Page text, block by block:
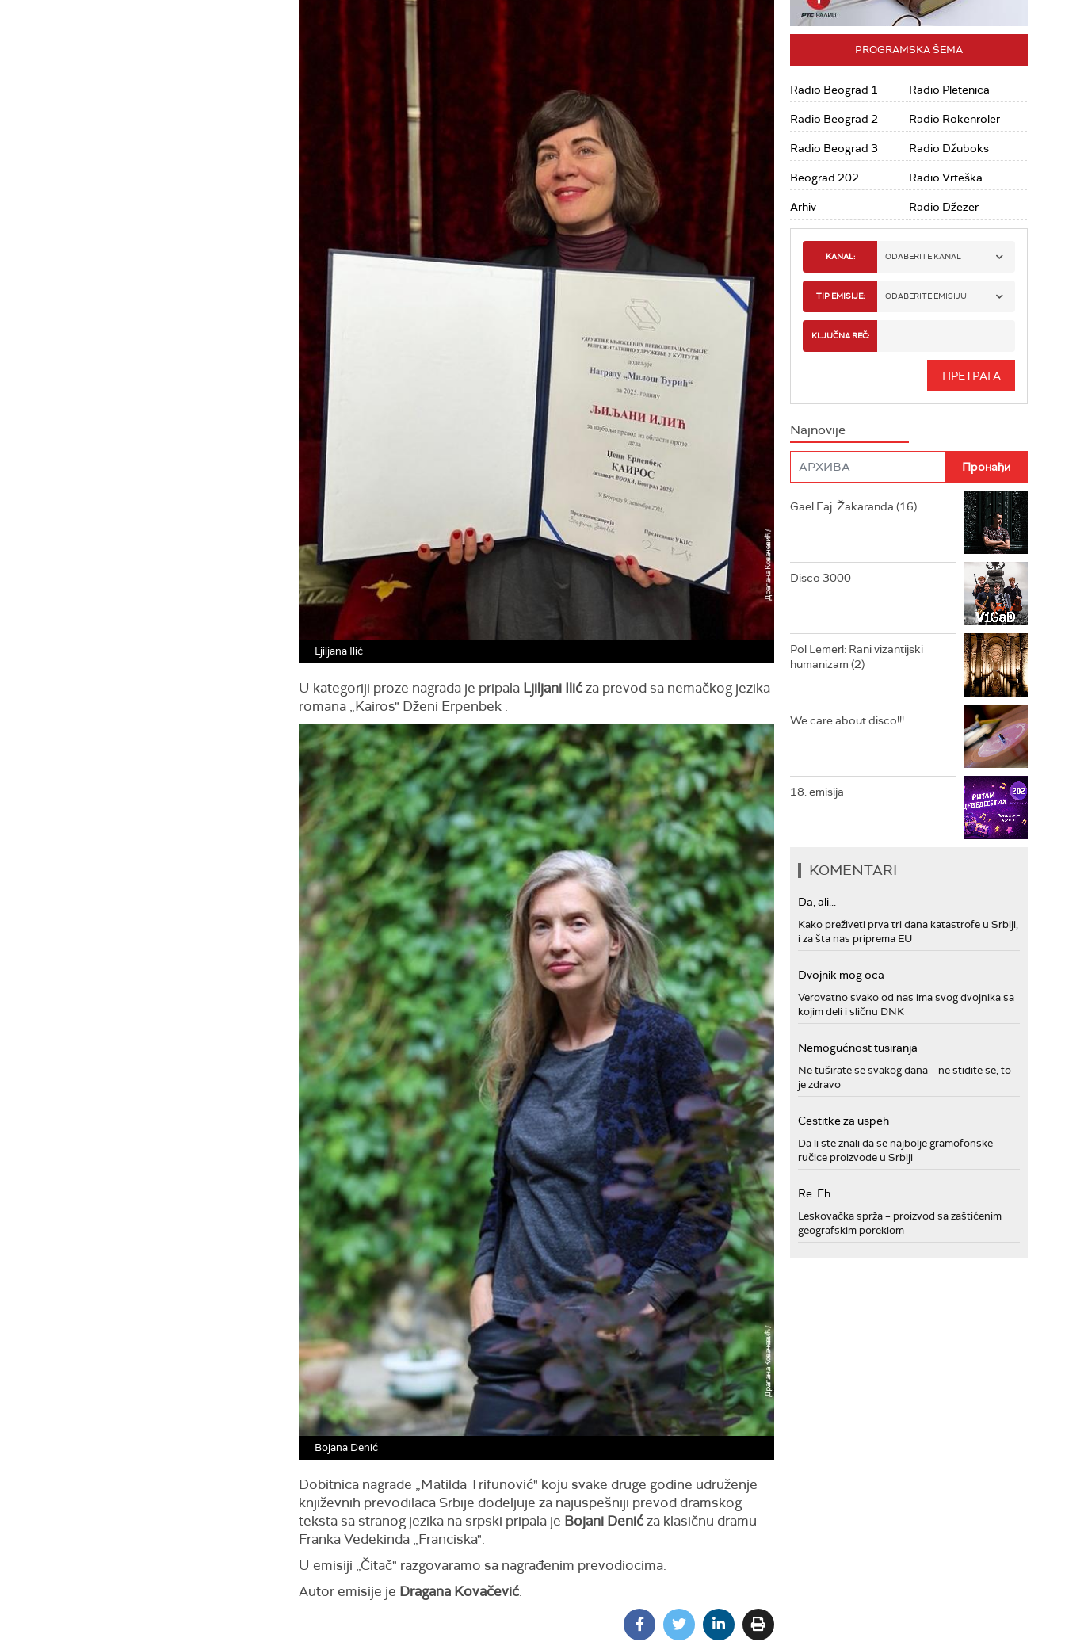
Ljiljana Ilić
U kategoriji proze nagrada je pripala Ljiljani Ilićza prevod sa nemačkog jezika
romana „Kairos" Dženi Erpenbek .
Bojana Denić
Dobitnica nagrade „Matilda Trifunović" koju svake druge godine udruženje
književnih prevodilaca Srbije dodeljuje za najuspešniji prevod dramskog
teksta sa stranog jezika na srpski pripala je Bojani Denićza klasičnu dramu
Franka Vedekinda „Franciska".
U emisiji „Čitač" razgovaramo sa nagrađenim prevodiocima.
Autor emisije je Dragana Kovačević.
PROGRAMSKA ŠEMA
Radio Beograd 1
Radio Beograd 2
Radio Beograd 3
Beograd 202
Arhiv
Radio Pletenica
Radio Rokenroler
Radio Džuboks
Radio Vrteška
Radio Džezer
KANAL: ODABERITE KANAL
RADIO BEOGRAD 1
RADIO BEOGRAD 3
RADIO ROKENROLER
RADIO DŽUBOKS
RADIO VRTEŠKA
RADIO DŽEZER
TIP EMISIJE: ODABERITE EMISIJU
INFO
KLJUČNA REČ:
Najnovije
Gael Faj: Žakaranda (16)
Disco 3000
Pol Lemerl: Rani vizantijski
humanizam (2)
We care about disco!!!
18. emisija
KOMENTARI
Da, ali...
Kako preživeti prva tri dana katastrofe u Srbiji,
i za šta nas priprema EU
Dvojnik mog oca
Verovatno svako od nas ima svog dvojnika sa
kojim deli i sličnu DNK
Nemogućnost tusiranja
Ne tuširate se svakog dana – ne stidite se, to
je zdravo
Cestitke za uspeh
Da li ste znali da se najbolje gramofonske
ručice proizvode u Srbiji
Re: Eh...
Leskovačka sprža – proizvod sa zaštićenim
geografskim poreklom